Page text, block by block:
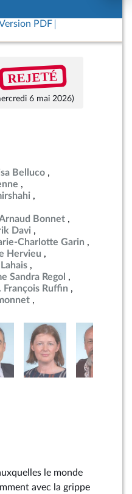
PDF
REJETÉ
6 mai 2026)
Belluco
Bonnet
Davi
Charlotte Garin
Hervieu
Sandra Regol
François Ruffin
le monde
avec la grippe